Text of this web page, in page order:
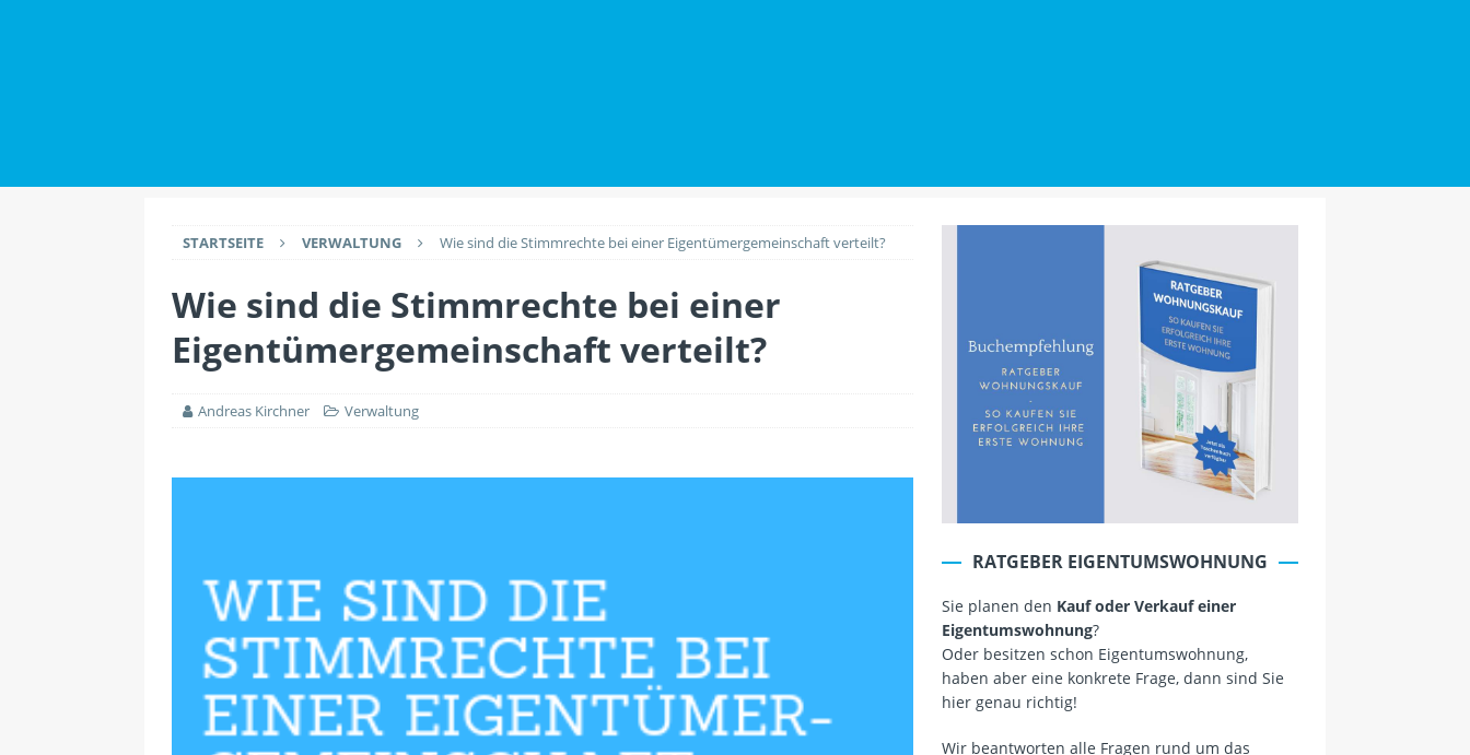
EINRICHTUNG
STARTSEITE VERWALTUNG Wie sind die Stimmrechte bei einer Eigentümergemeinschaft verteilt?
Wie sind die Stimmrechte bei einer
Eigentümergemeinschaft verteilt?
Andreas Kirchner Verwaltung
RATGEBER EIGENTUMSWOHNUNG
Sie planen den Kauf oder Verkauf einer
Eigentumswohnung?
Oder besitzen schon Eigentumswohnung,
haben aber eine konkrete Frage, dann sind Sie
hier genau richtig!
Wir beantworten alle Fragen rund um das